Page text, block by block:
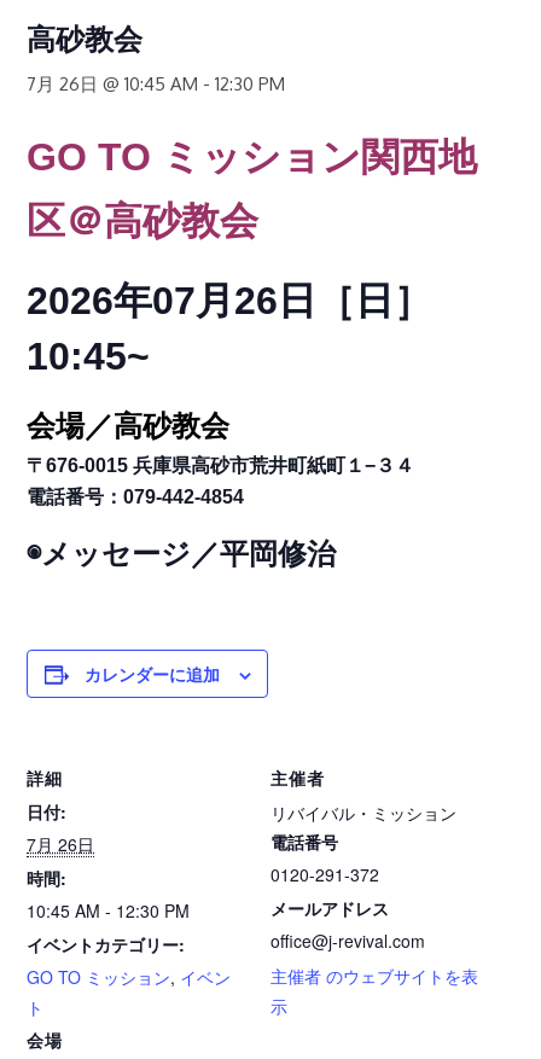
高砂教会
7月 26日 @ 10:45 AM -12:30 PM
GO TO ミッション関西地
区＠高砂教会
2026年07月26日［日 ］
10:45~
会場／高砂教会
〒676-0015 兵庫県高砂市荒井町紙町１−３４
電話番号：079-442-4854
◉メッセージ／平岡修治
カレンダーに追加
詳細
日付:
7月 26日
時間:
10:45 AM - 12:30 PM
イベントカテゴリー:
GO TO ミッション, イベン
ト
会場
主催者
リバイバル・ミッション
電話番号
0120-291-372
メールアドレス
office@j-revival.com
主催者 のウェブサイトを表
示